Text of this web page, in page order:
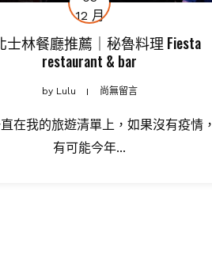
12 月
士林餐廳推薦｜秘魯料理 Fiesta
restaurant & bar
byLulu 尚無留言
在我的旅遊清單上，如果沒有疫情，
有可能今年...